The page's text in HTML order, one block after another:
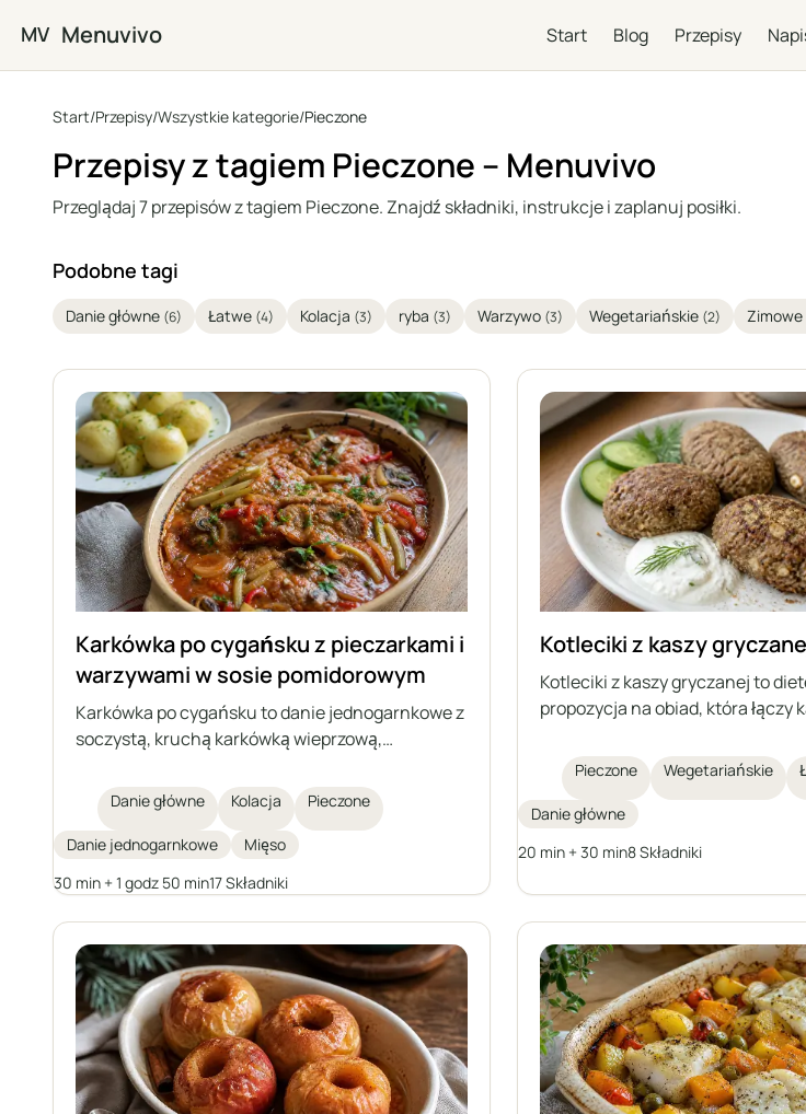
Przejdź do głównej treści
MV Menuvivo Start Blog Przepisy
Start/Przepisy/Wszystkie kategorie/Pieczone
Przepisy z tagiem Pieczone – Menuvivo
Przeglądaj 7 przepisów z tagiem Pieczone. Znajdź składniki, instrukcje i zaplanuj posiłki.
Podobne tagi
Danie główne (6) Łatwe (4) Kolacja (3) ryba (3) Warzywo (3) Wegetariańskie (2) Zimowe
Karkówka po cygańsku z pieczarkami i
warzywami w sosie pomidorowym
Karkówka po cygańsku to danie jednogarnkowe z
soczystą, kruchą karkówką wieprzową,
papryką konserwową, duszone w aromatycznym,
lekko kwaśnym sosie pomidorowym. Idealne na
rodzinny obiad lub przyjęcie, serwowane z
ziemniakami.
Danie główne Kolacja Pieczone
Danie jednogarnkowe
Mięso
30 min + 1 godz 50 min17 Składniki
Kotleciki z kaszy
Kotleciki z kaszy gryczanej to
propozycja na obiad, która łączy
lnianym i otrębami. Są pieczone,
dzięki czemu są lżejsze i bogate w
białko. To łatwe i szybkie w
alternatywa dla tradycyjnych
Pieczone Wegetariańskie
Danie główne
20 min + 30 min8 Składniki